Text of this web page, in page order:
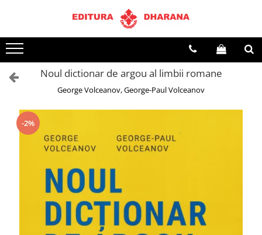
Terapii
Dietoterapie
Noul dictionar de argou al limbii romane
George Volceanov, George-Paul Volceanov
-2%